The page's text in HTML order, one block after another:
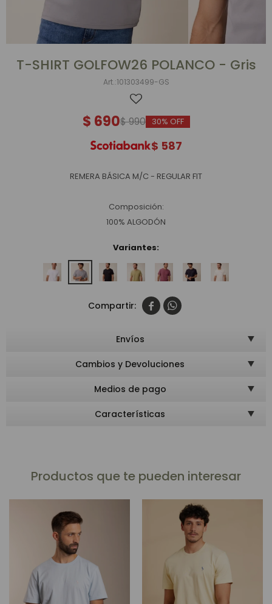
T-SHIRT GOLFOW26 POLANCO - Gris
101303499-GS
$ 690$990 30
$ 587
REMERA BÁSICA M/C - REGULAR FIT
Composición:
100% ALGODÓN
Variantes:
 
Envíos
Cambios y Devoluciones
Medios de pago
Características
Productos que te pueden interesar